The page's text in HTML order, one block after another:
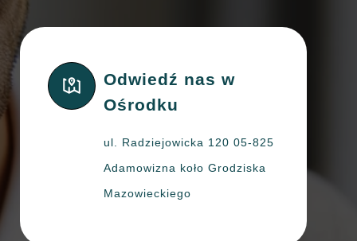
Odwiedź nas w
Ośrodku
ul. Radziejowicka 120 05-825
Adamowizna koło Grodziska
Mazowieckiego